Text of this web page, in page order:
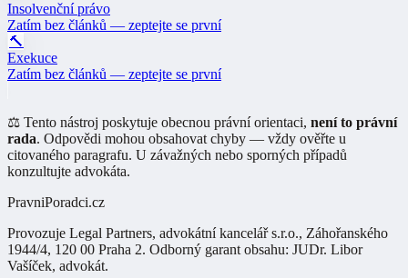
Insolvenční právo
Zatím bez článků — zeptejte se první
🔨
Exekuce
Zatím bez článků — zeptejte se první
⚖️ Tento nástroj poskytuje obecnou právní orientaci, není to právní
rada. Odpovědi mohou obsahovat chyby — vždy ověřte u
citovaného paragrafu. U závažných nebo sporných případů
konzultujte advokáta.
PravniPoradci.cz
Provozuje Legal Partners, advokátní kancelář s.r.o., Záhořanského
1944/4, 120 00 Praha 2. Odborný garant obsahu: JUDr. Libor
Vašíček, advokát.